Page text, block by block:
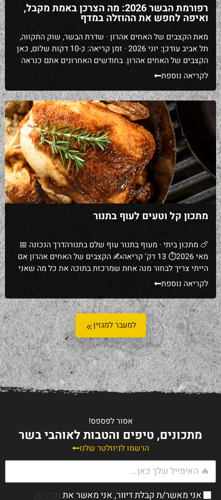
רפורמת הבשר 2026: מה הצרכן באמת מקבל,
ואיפה לחפש את ההוזלה במדף
מאת הקצבים של האחים אהרון · שדרת הבשר, שוק התקווה,
תל אביב עודכן: יוני 2026 · זמן קריאה: כ-10 דקות שלום, כאן
הקצבים של האחים אהרון. בחודשים האחרונים אתם כנראה
— הסכם בין משרדי הבריאות, החקלאות ורשות הרגולציה
שאמור להוזיל את מחירי הבשר הטחון בכ-15% ולחסוך […]
לקריאה נוספת
מתכון קל וטעים לעוף בתנור
🍗 מתכון ביתי · מעוף בתנור עוף שלם בתנורהדרך הנכונה 📅
מאי 2026⏱ 13 דק' קריאה✍ הקצבים של האחים אהרון אם
הייתי צריך לבחור מנה אחת שמרכזת בתוכה את כל מה שאני
אוהב במטבח — פשטות, ניחוח שממלא את כל הבית, וטעם
שמרגיש כמו חיבוק — זה היה עוף שלם בתנור. מתכון שהגיע
ממיאמי, עם […]
לקריאה נוספת
למעבר למגזין
אסור לפספס!
מתכונים, טיפים והטבות לאוהבי בשר
הרשמו לניוזלטר שלנו
אני מאשר/ת קבלת דיוור, אני מאשר את